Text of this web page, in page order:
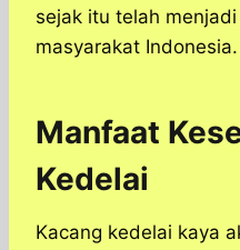
sejak itu telah
masyarakat Indonesia.
Manfaat
Kedelai
Kacang kedelai kaya